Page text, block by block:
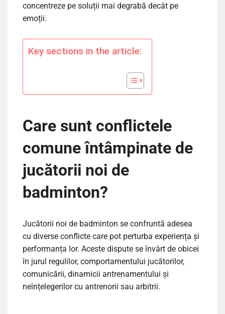
concentreze pe soluții mai degrabă decât pe
emoții.
Key sections in the article:
Care sunt conflictele
comune întâmpinate de
jucătorii noi de
badminton?
Jucătorii noi de badminton se confruntă adesea
cu diverse conflicte care pot perturba experiența și
performanța lor. Aceste dispute se învârt de obicei
în jurul regulilor, comportamentului jucătorilor,
comunicării, dinamicii antrenamentului și
neînțelegerilor cu antrenorii sau arbitrii.